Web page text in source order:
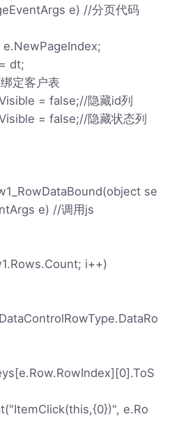
e) //分页代码
e.NewPageIndex;
dt;
定客户表
= false;//隐藏id列
= false;//隐藏状态列
se
e) //调用js
i++)
e.Ro